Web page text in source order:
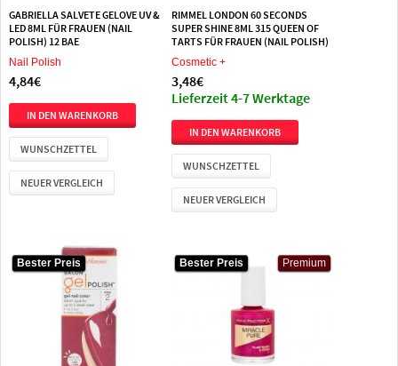
GABRIELLA SALVETE GELOVE UV &
LED 8ML FÜR FRAUEN (NAIL
POLISH) 12 BAE
Nail Polish
4,84€
WUNSCHZETTEL
NEUER VERGLEICH
RIMMEL LONDON 60 SECONDS
SUPER SHINE 8ML 315 QUEEN OF
TARTS FÜR FRAUEN (NAIL POLISH)
Cosmetic +
3,48€
Lieferzeit 4-7 Werktage
WUNSCHZETTEL
NEUER VERGLEICH
Bester Preis
Bester Preis Bester Preis Premium
Bester Preis Premium